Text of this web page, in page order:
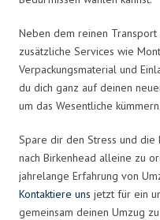
Neben dem reinen
zusätzliche Services wie
Verpackungsmaterial und
du dich ganz auf deinen
um das Wesentliche kümmern.
Spare dir den Stress und die
nach Birkenhead alleine zu
jahrelange Erfahrung von
Kontaktiere uns jetzt für ein
gemeinsam deinen Umzug